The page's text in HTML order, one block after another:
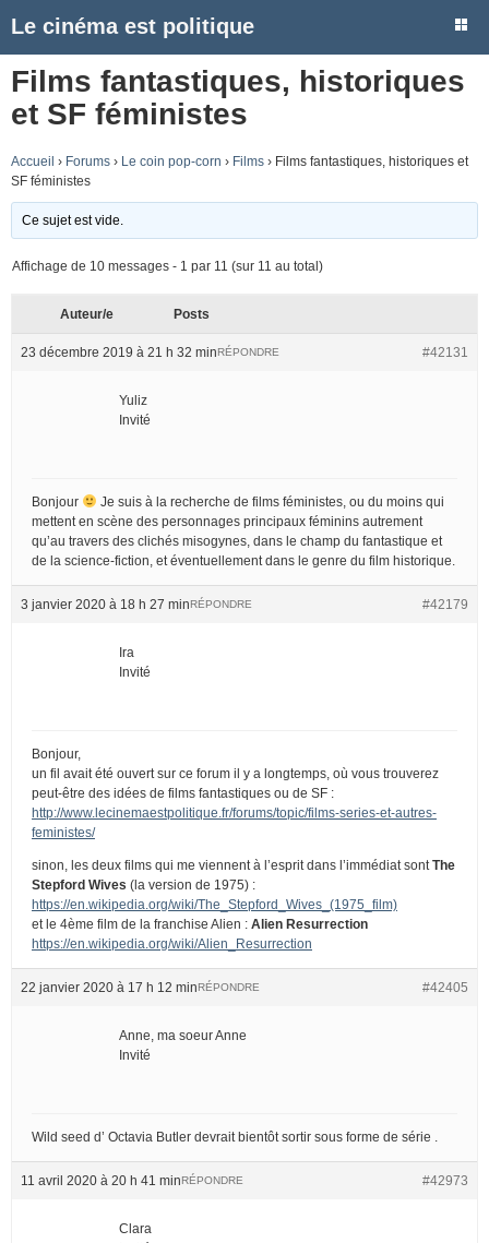
Le cinéma est politique
Films fantastiques, historiques
et SF féministes
Accueil › Forums › Le coin pop-corn › Films › Films fantastiques, historiques et
SF féministes
Ce sujet est vide.
Affichage de 10 messages - 1 par 11 (sur 11 au total)
Auteur/e Posts
23 décembre 2019 à 21 h 32 min #42131
RÉPONDRE
Yuliz
Invité
Bonjour
Je suis à la recherche de films féministes, ou du moins qui
mettent en scène des personnages principaux féminins autrement
qu’au travers des clichés misogynes, dans le champ du fantastique et
de la science-fiction, et éventuellement dans le genre du film historique.
3 janvier 2020 à 18 h 27 min #42179
RÉPONDRE
Ira
Invité
Bonjour,
un fil avait été ouvert sur ce forum il y a longtemps, où vous trouverez
peut-être des idées de films fantastiques ou de SF :
http://www.lecinemaestpolitique.fr/forums/topic/films-series-et-autres-
feministes/
sinon, les deux films qui me viennent à l’esprit dans l’immédiat sont The
Stepford Wives (la version de 1975) :
https://en.wikipedia.org/wiki/The_Stepford_Wives_(1975_film)
et le 4ème film de la franchise Alien : Alien Resurrection
https://en.wikipedia.org/wiki/Alien_Resurrection
22 janvier 2020 à 17 h 12 min #42405
RÉPONDRE
Anne, ma soeur Anne
Invité
Wild seed d’ Octavia Butler devrait bientôt sortir sous forme de série .
11 avril 2020 à 20 h 41 min #42973
RÉPONDRE
Clara